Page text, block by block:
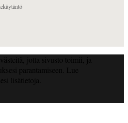
jotta sivusto toimii, ja
parantamiseen. Lue
lisätietoja.